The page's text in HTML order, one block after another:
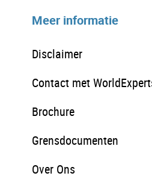
Meer informatie
Disclaimer
Contact met
Brochure
Grensdocumenten
Over Ons